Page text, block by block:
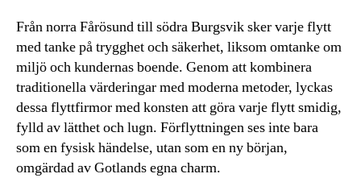
Från norra Fårösund till södra Burgsvik sker varje flytt
med tanke på trygghet och säkerhet, liksom omtanke om
miljö och kundernas boende. Genom att kombinera
traditionella värderingar med moderna metoder, lyckas
dessa flyttfirmor med konsten att göra varje flytt smidig,
fylld av lätthet och lugn. Förflyttningen ses inte bara
som en fysisk händelse, utan som en ny början,
omgärdad av Gotlands egna charm.